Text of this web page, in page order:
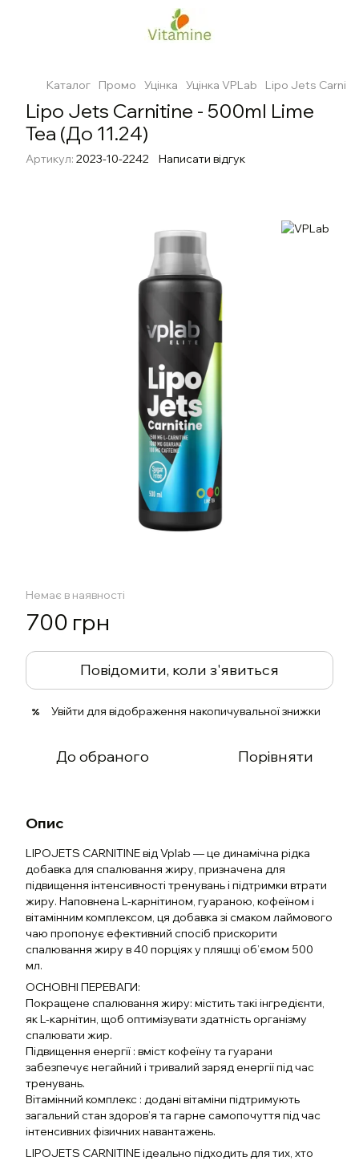
Каталог Промо Уцінка Уцінка VPLab Lipo Jets
Lipo Jets Carnitine - 500ml Lime
Tea (До 11.24)
Артикул: 2023-10-2242 Написати відгук
Немає в наявності
700 грн
Повідомити, коли з'явиться
% Увійти для відображення накопичувальної знижки
До обраного Порівняти
Опис
LIPOJETS CARNITINE від Vplab — це динамічна рідка
добавка для спалювання жиру, призначена для
підвищення інтенсивності тренувань і підтримки втрати
жиру. Наповнена L-карнітином, гуараною, кофеїном і
вітамінним комплексом, ця добавка зі смаком лаймового
чаю пропонує ефективний спосіб прискорити
спалювання жиру в 40 порціях у пляшці об’ємом 500
мл.
ОСНОВНІ ПЕРЕВАГИ:
Покращене спалювання жиру: містить такі інгредієнти,
як L-карнітин, щоб оптимізувати здатність організму
спалювати жир.
Підвищення енергії : вміст кофеїну та гуарани
забезпечує негайний і тривалий заряд енергії під час
тренувань.
Вітамінний комплекс : додані вітаміни підтримують
загальний стан здоров’я та гарне самопочуття під час
інтенсивних фізичних навантажень.
LIPOJETS CARNITINE ідеально підходить для тих, хто